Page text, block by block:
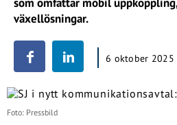
växellösningar.
6 oktober 2025
Foto: Pressbild